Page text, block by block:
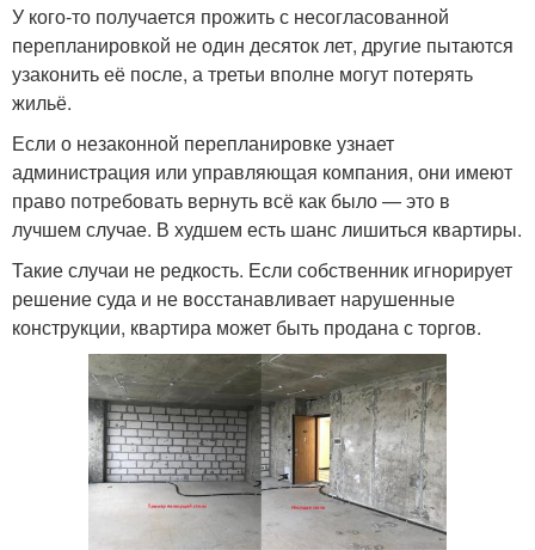
У кого-то получается прожить с несогласованной
перепланировкой не один десяток лет, другие пытаются
узаконить её после, а третьи вполне могут потерять
жильё.
Если о незаконной перепланировке узнает
администрация или управляющая компания, они имеют
право потребовать вернуть всё как было — это в
лучшем случае. В худшем есть шанс лишиться квартиры.
Такие случаи не редкость. Если собственник игнорирует
решение суда и не восстанавливает нарушенные
конструкции, квартира может быть продана с торгов.